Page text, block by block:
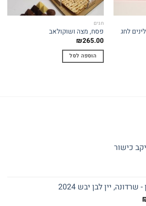
חגים
פסח, מצה ושוקולאב
₪265.00
הוספה לסל
כישור
יין לבן יבש 2024